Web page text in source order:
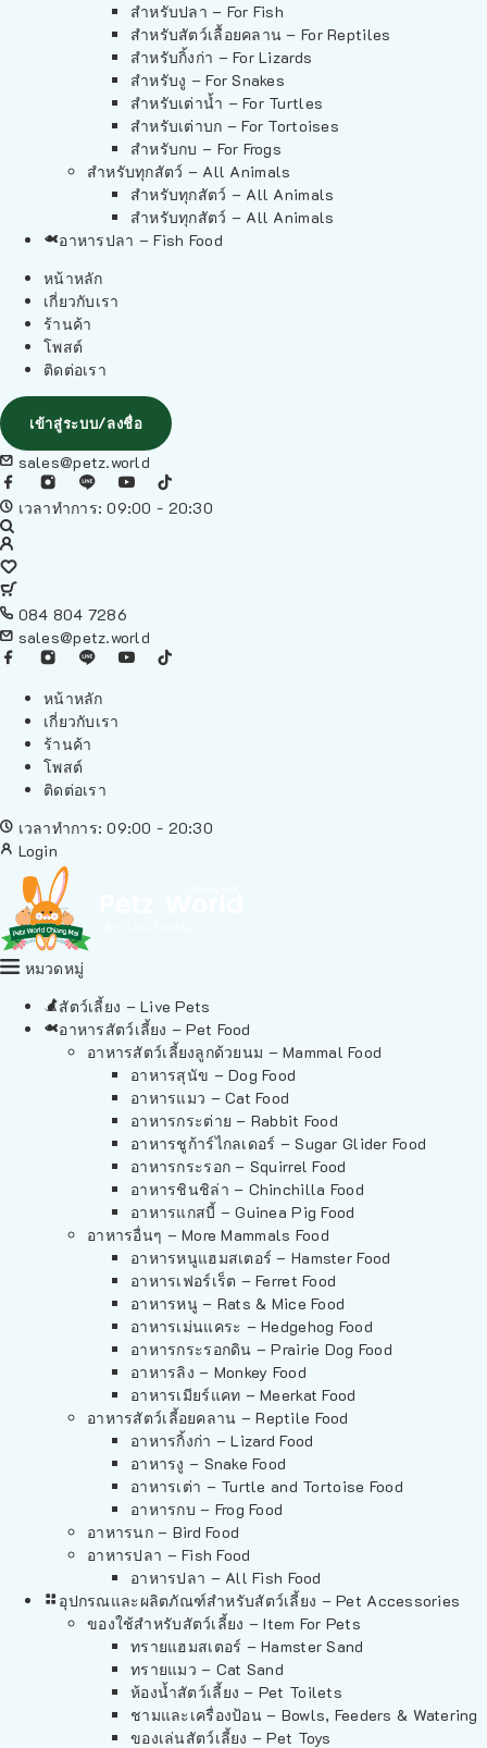
สำหรับปลา – For Fish
สำหรับสัตว์เลื้อยคลาน – For Reptiles
สำหรับกิ้งก่า – For Lizards
สำหรับงู – For Snakes
สำหรับเต่าน้ำ – For Turtles
สำหรับเต่าบก – For Tortoises
สำหรับกบ – For Frogs
สำหรับทุกสัตว์ – All Animals
สำหรับทุกสัตว์ – All Animals
สำหรับทุกสัตว์ – All Animals
อาหารปลา – Fish Food
หน้าหลัก
เกี่ยวกับเรา
ร้านค้า
โพสต์
ติดต่อเรา
เข้าสู่ระบบ/ลงชื่อ
sales@petz.world
เวลาทำการ: 09:00 - 20:30
084 804 7286
sales@petz.world
หน้าหลัก
เกี่ยวกับเรา
ร้านค้า
โพสต์
ติดต่อเรา
เวลาทำการ: 09:00 - 20:30
Login
หมวดหมู่
สัตว์เลี้ยง – Live Pets
อาหารสัตว์เลี้ยง – Pet Food
อาหารสัตว์เลี้ยงลูกด้วยนม – Mammal Food
อาหารสุนัข – Dog Food
อาหารแมว – Cat Food
อาหารกระต่าย – Rabbit Food
อาหารชูก้าร์ไกลเดอร์ – Sugar Glider Food
อาหารกระรอก – Squirrel Food
อาหารชินชิล่า – Chinchilla Food
อาหารแกสบี้ – Guinea Pig Food
อาหารอื่นๆ – More Mammals Food
อาหารหนูแฮมสเตอร์ – Hamster Food
อาหารเฟอร์เร็ต – Ferret Food
อาหารหนู – Rats & Mice Food
อาหารเม่นแคระ – Hedgehog Food
อาหารกระรอกดิน – Prairie Dog Food
อาหารลิง – Monkey Food
อาหารเมียร์แคท – Meerkat Food
อาหารสัตว์เลี้อยคลาน – Reptile Food
อาหารกิ้งก่า – Lizard Food
อาหารงู – Snake Food
อาหารเต่า – Turtle and Tortoise Food
อาหารกบ – Frog Food
อาหารนก – Bird Food
อาหารปลา – Fish Food
อาหารปลา – All Fish Food
อุปกรณและผลิตภัณฑ์สำหรับสัตว์เลี้ยง – Pet Accessories
ของใช้สำหรับสัตว์เลี้ยง – Item For Pets
ทรายแฮมสเตอร์ – Hamster Sand
ทรายแมว – Cat Sand
ห้องน้ำสัตว์เลี้ยง – Pet Toilets
ชามและเครื่องป้อน – Bowls, Feeders & Watering
ของเล่นสัตว์เลี้ยง – Pet Toys